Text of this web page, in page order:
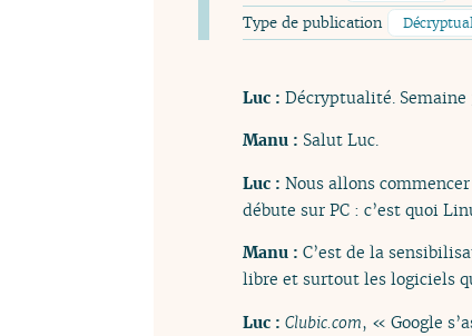
Type de publication
Luc : Décryptualité. Semaine
Manu : Salut Luc.
Luc : Nous allons
débute sur PC : c’est quoi
Manu : C’est de la
libre et surtout les logiciels
Luc : Clubic.com, « Google